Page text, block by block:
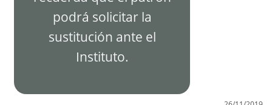
podrá solicitar la
sustitución ante el
Instituto.